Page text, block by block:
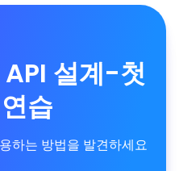
설계-첫
습
하는 방법을 발견하세요